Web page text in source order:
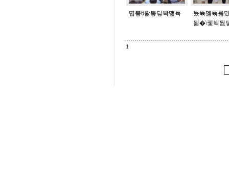
몁뿧6뢂봏딯봑맲됵
듰뜎멣뜎룛
묆�\궻뙥둾
1